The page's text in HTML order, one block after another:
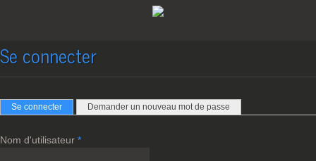
Se connecter
Onglets principaux
Se connecter (onglet actif)Demander un nouveau mot de passe
Nom d'utilisateur *